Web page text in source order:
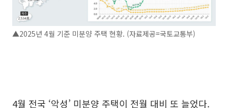
▲2025년 4월 기준 미분양 주택 현황. (자료제공=국토교통부)
4월 전국 ‘악성’ 미분양 주택이 전월 대비 또 늘었다.